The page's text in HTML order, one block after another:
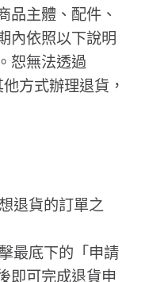
品主體、配件、
內依照以下說明
恕無法透過
方式辦理退貨，
退貨的訂單之
最底下的「申請
即可完成退貨申